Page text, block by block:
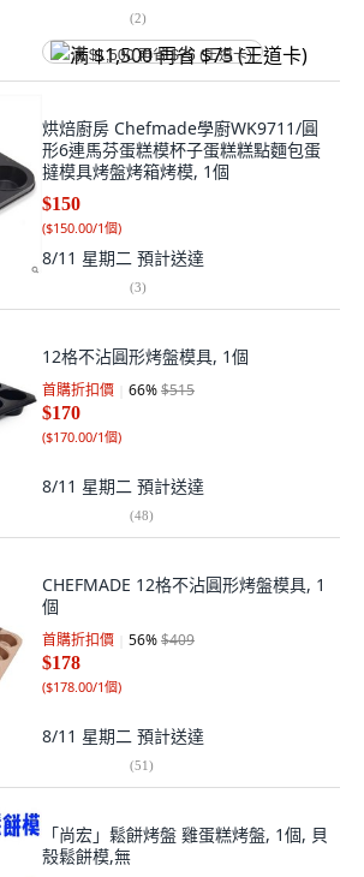
(2)
满 $1,500 再省 $75 (王道卡)
烘焙廚房 Chefmade學廚WK9711/圓
形6連馬芬蛋糕模杯子蛋糕糕點麵包蛋
撻模具烤盤烤箱烤模, 1個
$150
($150.00/1個)
8/11 星期二 預計送達
(3)
12格不沾圓形烤盤模具, 1個
首購折扣價 66%$515
$170
($170.00/1個)
8/11 星期二 預計送達
(48)
CHEFMADE 12格不沾圓形烤盤模具, 1
個
首購折扣價 56%$409
$178
($178.00/1個)
8/11 星期二 預計送達
(51)
「尚宏」鬆餅烤盤 雞蛋糕烤盤, 1個, 貝
殼鬆餅模,無